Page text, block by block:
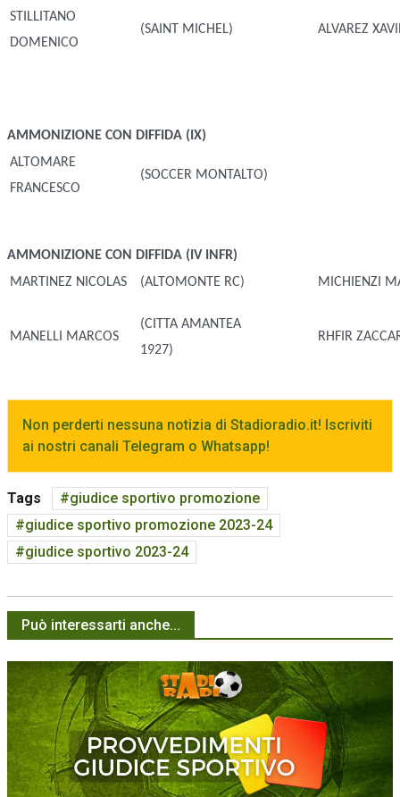
STILLITANO
DOMENICO
(SAINT MICHEL) ALVAREZ
AMMONIZIONE CON DIFFIDA (IX)
ALTOMARE
FRANCESCO
(SOCCER MONTALTO)
AMMONIZIONE CON DIFFIDA (IV INFR)
MARTINEZ NICOLAS
(ALTOMONTE RC) MICHIENZI
MANELLI MARCOS
(CITTA AMANTEA
1927)
RHFIR
Non perderti nessuna notizia di Stadioradio.it! Iscriviti
ai nostri canali Telegram o Whatsapp!
Tags
giudice sportivo promozione
giudice sportivo promozione 2023-24
giudice sportivo 2023-24
Può interessarti anche...